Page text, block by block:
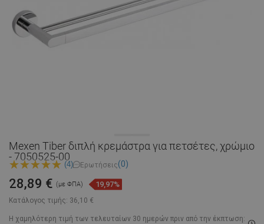
Mexen Tiber διπλή κρεμάστρα για πετσέτες, χρώμιο
- 7050525-00
(4) Ερωτήσεις(0)
Κατάλογος τιμής: 36,10 €
28,89 € (με ΦΠΑ) 19,97%
Η χαμηλότερη τιμή των τελευταίων 30 ημερών πριν από την έκπτωση: